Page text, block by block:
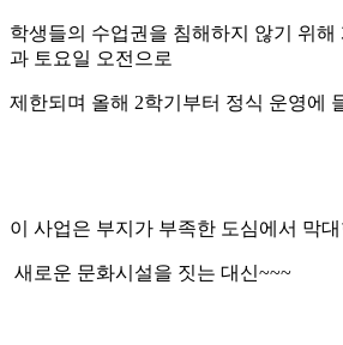
학생들의 수업권을 침해하지 않기 위해
과 토요일 오전으로
제한되며 올해 2학기부터 정식 운영에
이 사업은 부지가 부족한 도심에서 막
새로운 문화시설을 짓는 대신~~~